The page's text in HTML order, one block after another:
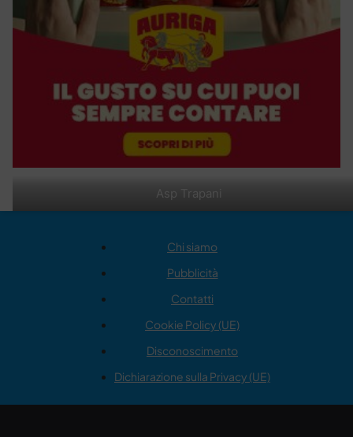
Asp Trapani
Chi siamo
Pubblicità
Contatti
Cookie Policy (UE)
Disconoscimento
Dichiarazione sulla Privacy (UE)